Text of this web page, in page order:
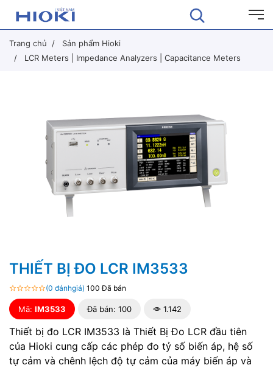
Trang chủ
Sản phẩm Hioki
LCR Meters | Impedance Analyzers | Capacitance Meters
THIẾT BỊ ĐO LCR IM3533
(0 đánhgiá) 100 Đã bán
Mã: IM3533 Đã bán: 100 1.142
Thiết bị đo LCR IM3533 là Thiết Bị Đo LCR đầu tiên
của Hioki cung cấp các phép đo tỷ số biến áp, hệ số
tự cảm và chênh lệch độ tự cảm của máy biến áp và